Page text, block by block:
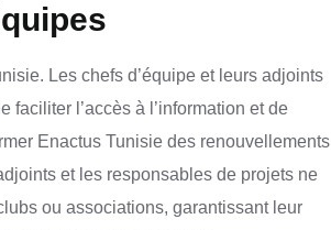
Les chefs d’équipe et leurs adjoints
l’accès à l’information et de
Enactus Tunisie des renouvellements
et les responsables de projets ne
ou associations, garantissant leur